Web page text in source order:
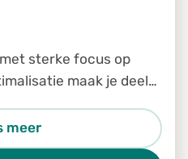
sterke focus op
maak je deel
aan de Finance
meer